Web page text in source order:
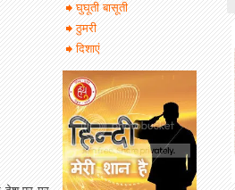
घुघूती बासूती
ठुमरी
दिशाएं